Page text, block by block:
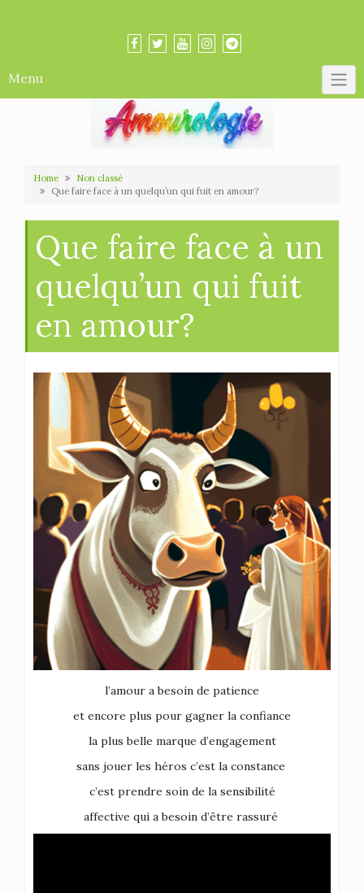
Menu
Home
Non classé
Que faire face à un quelqu’un qui fuit en amour?
Que faire face à un
quelqu’un qui fuit
en amour?
l’amour a besoin de patience
et encore plus pour gagner la confiance
la plus belle marque d’engagement
sans jouer les héros c’est la constance
c’est prendre soin de la sensibilité
affective qui a besoin d’être rassuré